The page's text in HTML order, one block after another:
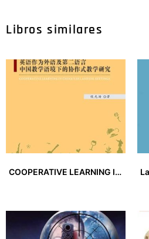
Libros similares
COOPERATIVE LEARNING IN CHINA’S EFL AND ESL SETTINGS